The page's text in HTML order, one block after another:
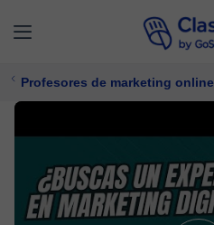
Profesores de marketing online